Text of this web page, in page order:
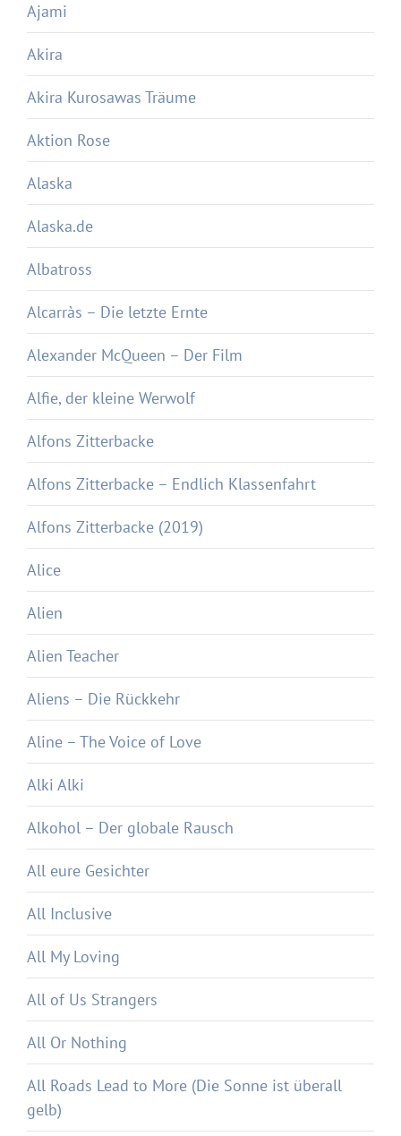
Ajami
Akira
Akira Kurosawas Träume
Aktion Rose
Alaska
Alaska.de
Albatross
Alcarràs – Die letzte Ernte
Alexander McQueen – Der Film
Alfie, der kleine Werwolf
Alfons Zitterbacke
Alfons Zitterbacke – Endlich Klassenfahrt
Alfons Zitterbacke (2019)
Alice
Alien
Alien Teacher
Aliens – Die Rückkehr
Aline – The Voice of Love
Alki Alki
Alkohol – Der globale Rausch
All eure Gesichter
All Inclusive
All My Loving
All of Us Strangers
All Or Nothing
All Roads Lead to More (Die Sonne ist überall
gelb)